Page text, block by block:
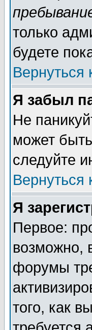
только
будете
Вернуться
Я забыл
Не
может
следуйте
Вернуться
Я
Первое:
возможно,
форумы
того, как